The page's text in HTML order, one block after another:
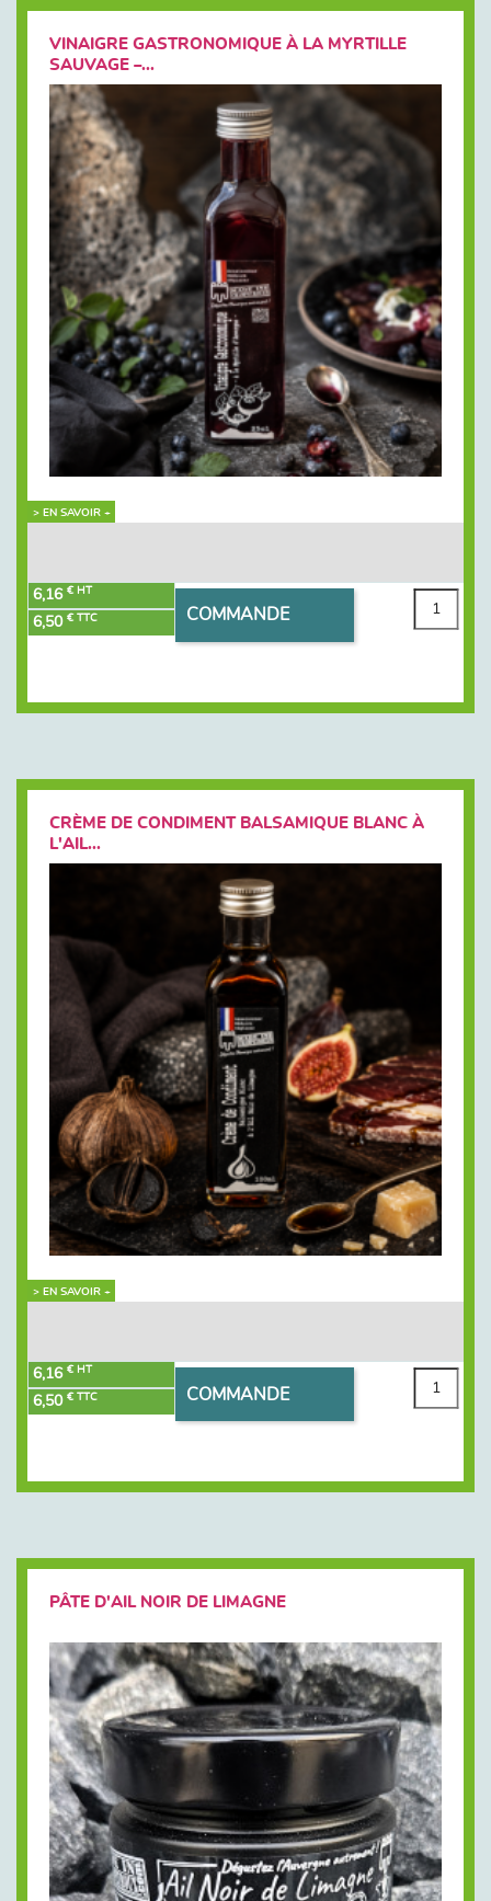
VINAIGRE GASTRONOMIQUE À LA MYRTILLE
SAUVAGE –...
> EN SAVOIR +
6,16 € HT
6,50 € TTC COMMANDE
CRÈME DE CONDIMENT BALSAMIQUE BLANC À
L'AIL...
> EN SAVOIR +
6,16 € HT
6,50 € TTC COMMANDE
PÂTE D'AIL NOIR DE LIMAGNE